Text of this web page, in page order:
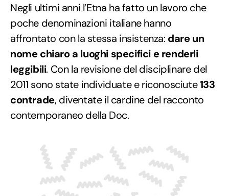
Negli ultimi anni l’Etna ha fatto un lavoro che
poche denominazioni italiane hanno
affrontato con la stessa insistenza: dare un
nome chiaro a luoghi specifici e renderli
leggibili. Con la revisione del disciplinare del
2011 sono state individuate e riconosciute133
contrade, diventate il cardine del racconto
contemporaneo della Doc.